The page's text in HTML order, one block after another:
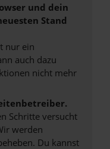
und dein
Stand
nur ein
auch dazu
nicht mehr
Schritte versucht
werden
Du kannst